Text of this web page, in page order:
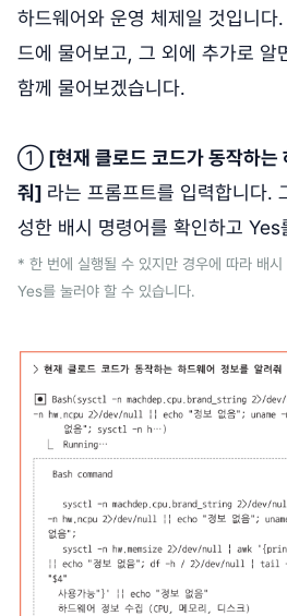
하드웨어와 운영 체제일 것입니다
드에 물어보고, 그 외에 추가로 알
함께 물어보겠습니다.
① [현재 클로드 코드가 동작하는
줘] 라는 프롬프트를 입력합니다.
성한 배시 명령어를 확인하고 Yes
* 한 번에 실행될 수 있지만 경우에 따라 배
Yes를 눌러야 할 수 있습니다.